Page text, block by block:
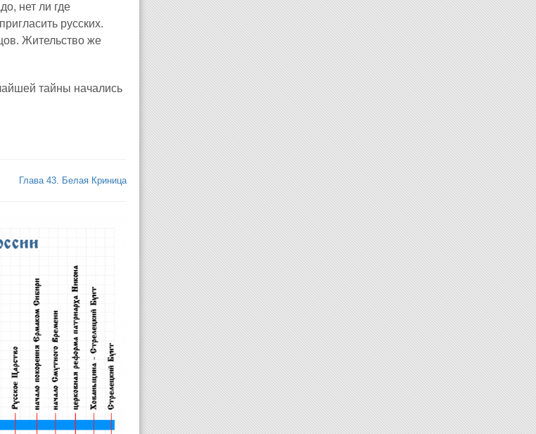
нет ли где
русских.
Жительство же
тайны начались
Глава 43. Белая Криница